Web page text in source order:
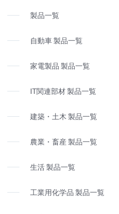
製品一覧
自動車 製品一覧
家電製品 製品一覧
IT関連部材 製品一覧
建築・土木 製品一覧
農業・畜産 製品一覧
生活 製品一覧
工業用化学品 製品一覧